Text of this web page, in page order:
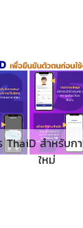
สำหรับกา
ใหม่